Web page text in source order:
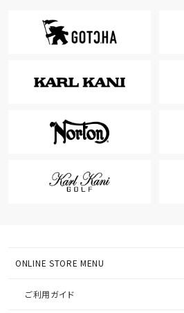
ONLINE STORE MENU
ご利用ガイド